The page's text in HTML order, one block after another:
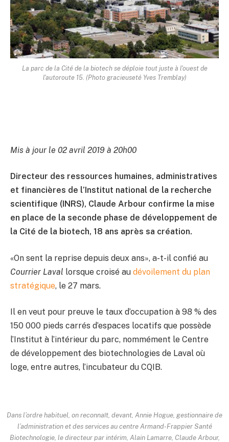
La parc de la Cité de la biotech se déploie tout juste à l'ouest de
l'autoroute 15. (Photo gracieuseté Yves Tremblay)
Mis à jour le 02 avril 2019 à 20h00
Directeur des ressources humaines, administratives
et financières de l’Institut national de la recherche
scientifique (INRS), Claude Arbour confirme la mise
en place de la seconde phase de développement de
la Cité de la biotech, 18 ans après sa création.
«On sent la reprise depuis deux ans», a-t-il confié au
Courrier Laval lorsque croisé au dévoilement du plan
stratégique, le 27 mars.
Il en veut pour preuve le taux d’occupation à 98 % des
150 000 pieds carrés d’espaces locatifs que possède
l’Institut à l’intérieur du parc, nommément le Centre
de développement des biotechnologies de Laval où
loge, entre autres, l’incubateur du CQIB.
Dans l’ordre habituel, on reconnaît, devant, Annie Hogue, gestionnaire de
l’administration et des services au centre Armand-Frappier Santé
Biotechnologie, le directeur par intérim, Alain Lamarre, Claude Arbour,